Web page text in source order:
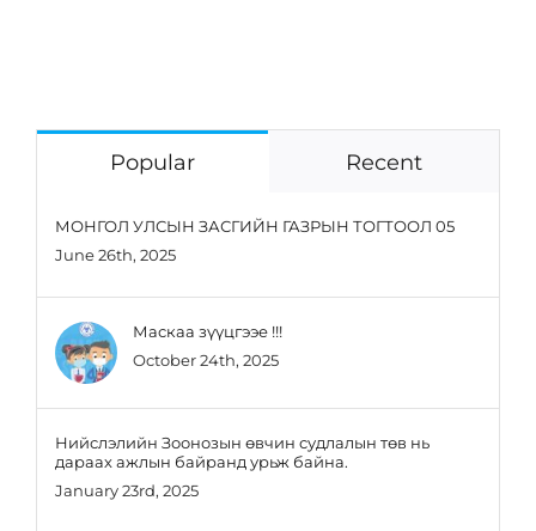
Popular Recent
МОНГОЛ УЛСЫН ЗАСГИЙН ГАЗРЫН ТОГТООЛ 05
June 26th, 2025
Маскаа зүүцгээе !!!
October 24th, 2025
Нийслэлийн Зоонозын өвчин судлалын төв нь
дараах ажлын байранд урьж байна.
January 23rd, 2025